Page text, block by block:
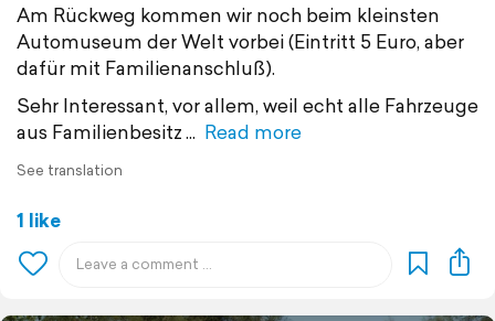
Am Rückweg kommen wir noch beim kleinsten
Automuseum der Welt vorbei (Eintritt 5 Euro, aber
dafür mit Familienanschluß).
Sehr Interessant, vor allem, weil echt alle Fahrzeuge
aus Familienbesitz
Read more
See translation
1 like